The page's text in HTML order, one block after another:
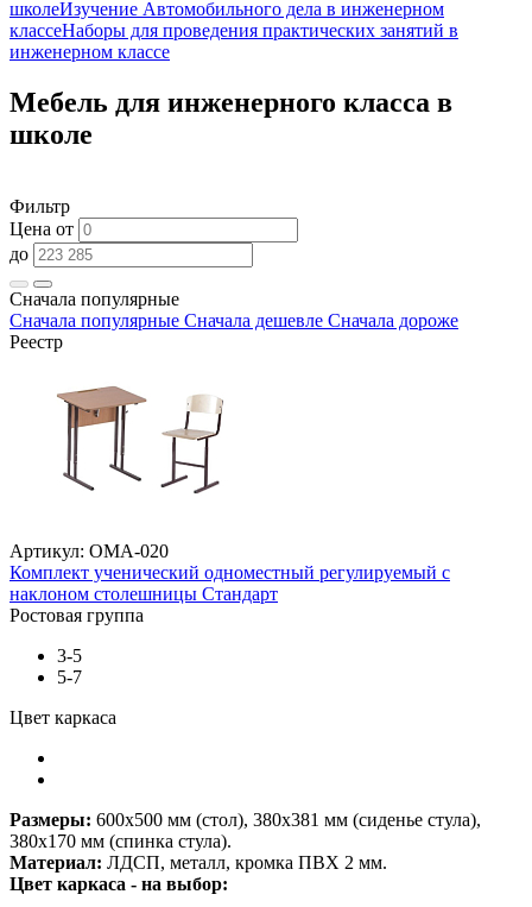
школеИзучение Автомобильного дела в инженерном
классеНаборы для проведения практических занятий в
инженерном классе
Мебель для инженерного класса в
школе
Фильтр
Цена от
до
Сначала популярные
Сначала популярные Сначала дешевле Сначала дороже
Реестр
Артикул: ОМА-020
Комплект ученический одноместный регулируемый с
наклоном столешницы Стандарт
Ростовая группа
3-5
5-7
Цвет каркаса
Размеры: 600х500 мм (стол), 380х381 мм (сиденье стула),
380х170 мм (спинка стула).
Материал: ЛДСП, металл, кромка ПВХ 2 мм.
Цвет каркаса - на выбор: